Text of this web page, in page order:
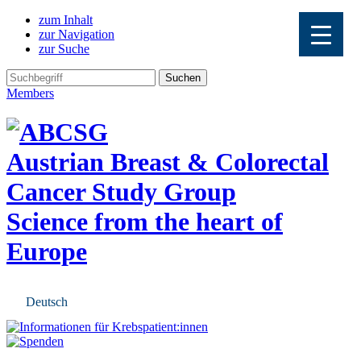
zum Inhalt
zur Navigation
zur Suche
Members
Austrian Breast & Colorectal
Cancer Study Group
Science from the heart of
Europe
Deutsch